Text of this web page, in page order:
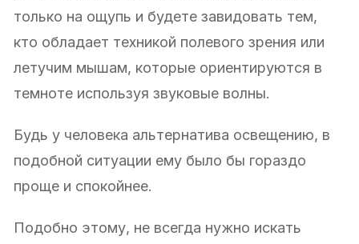
только на ощупь и будете завидовать тем,
кто обладает техникой полевого зрения или
летучим мышам, которые ориентируются в
темноте используя звуковые волны.
Будь у человека альтернатива освещению, в
подобной ситуации ему было бы гораздо
проще и спокойнее.
Подобно этому, не всегда нужно искать